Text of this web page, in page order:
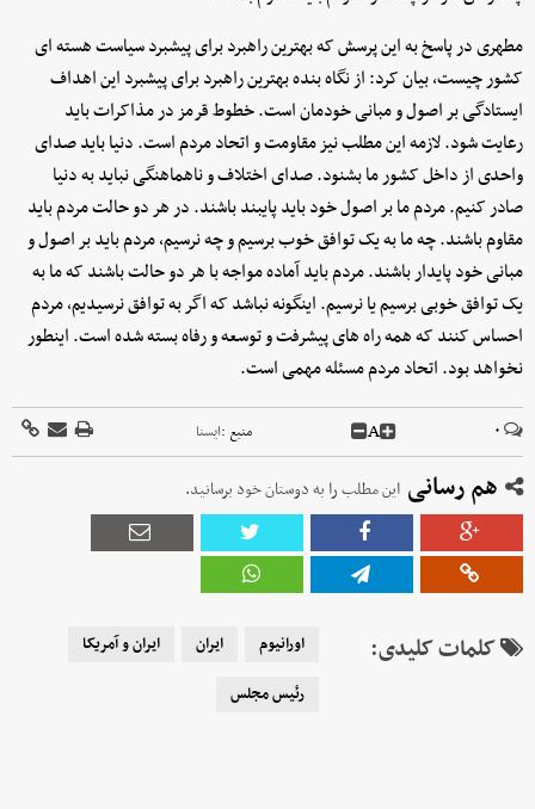
مطهری در پاسخ به این پرسش که بهترین راهبرد برای پیشبرد سیاست هسته ای
کشور چیست، بیان کرد: از نگاه بنده بهترین راهبرد برای پیشبرد این اهداف
ایستادگی بر اصول و مبانی خودمان است. خطوط قرمز در مذاکرات باید
رعایت شود. لازمه این مطلب نیز مقاومت و اتحاد مردم است. دنیا باید صدای
واحدی از داخل کشور ما بشنود. صدای اختلاف و ناهماهنگی نباید به دنیا
صادر کنیم. مردم ما بر اصول خود باید پایبند باشند. در هر دو حالت مردم باید
مقاوم باشند. چه ما به یک توافق خوب برسیم و چه نرسیم، مردم باید بر اصول و
مبانی خود پایدار باشند. مردم باید آماده مواجه با هر دو حالت باشند که ما به
یک توافق خوبی برسیم یا نرسیم. اینگونه نباشد که اگر به توافق نرسیدیم، مردم
احساس کنند که همه راه های پیشرفت و توسعه و رفاه بسته شده است. اینطور
نخواهد بود. اتحاد مردم مسئله مهمی است.
۰ A منبع :ايسنا
هم رسانی این مطلب را به دوستان خود برسانید.
کلمات کلیدی: اورانیوم ایران
ایران و آمریکا
رئیس مجلس